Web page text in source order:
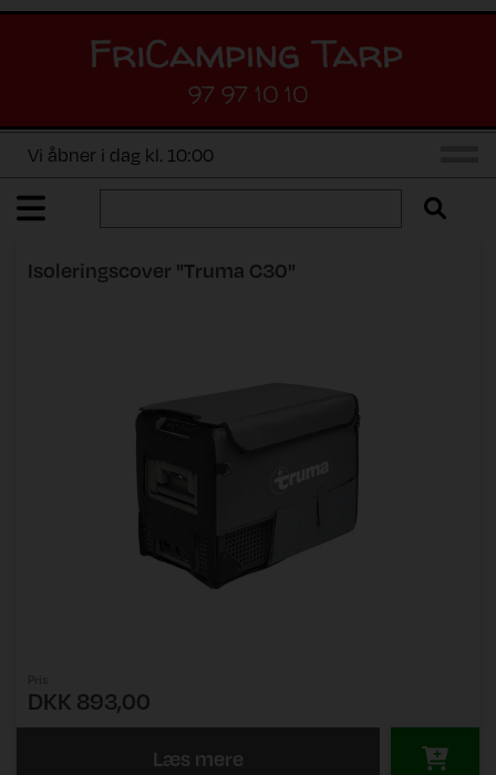
97 97 10 10
Vi åbner i dag kl. 10:00
Isoleringscover "Truma C30"
DKK 893,00
Læs mere